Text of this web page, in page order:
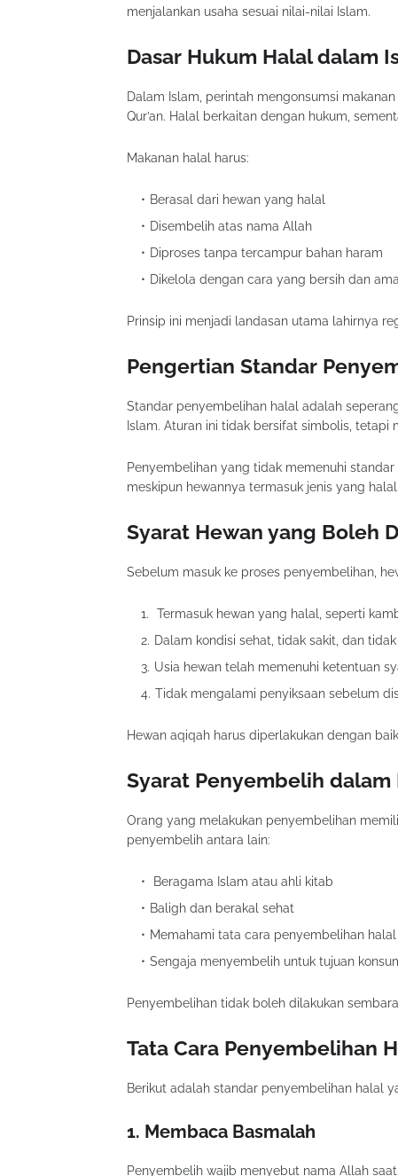
menjalankan usaha sesuai nilai-nilai Islam.
Dasar Hukum Halal dalam
Dalam Islam, perintah mengonsumsi
Qur’an. Halal berkaitan dengan hukum,
Makanan halal harus:
Berasal dari hewan yang halal
Disembelih atas nama Allah
Diproses tanpa tercampur bahan haram
Dikelola dengan cara yang bersih dan
Prinsip ini menjadi landasan utama lahirnya
Pengertian Standar
Standar penyembelihan halal adalah
Islam. Aturan ini tidak bersifat simbolis, tetapi
Penyembelihan yang tidak memenuhi
meskipun hewannya termasuk jenis yang halal.
Syarat Hewan yang Boleh
Sebelum masuk ke proses penyembelihan,
Termasuk hewan yang halal, seperti
Dalam kondisi sehat, tidak sakit, dan
Usia hewan telah memenuhi ketentuan
Tidak mengalami penyiksaan sebelum
Hewan aqiqah harus diperlakukan dengan
Syarat Penyembelih dalam
Orang yang melakukan penyembelihan
penyembelih antara lain:
Beragama Islam atau ahli kitab
Baligh dan berakal sehat
Memahami tata cara penyembelihan halal
Sengaja menyembelih untuk tujuan
Penyembelihan tidak boleh dilakukan
Tata Cara Penyembelihan
Berikut adalah standar penyembelihan halal
1. Membaca Basmalah
Penyembelih wajib menyebut nama Allah